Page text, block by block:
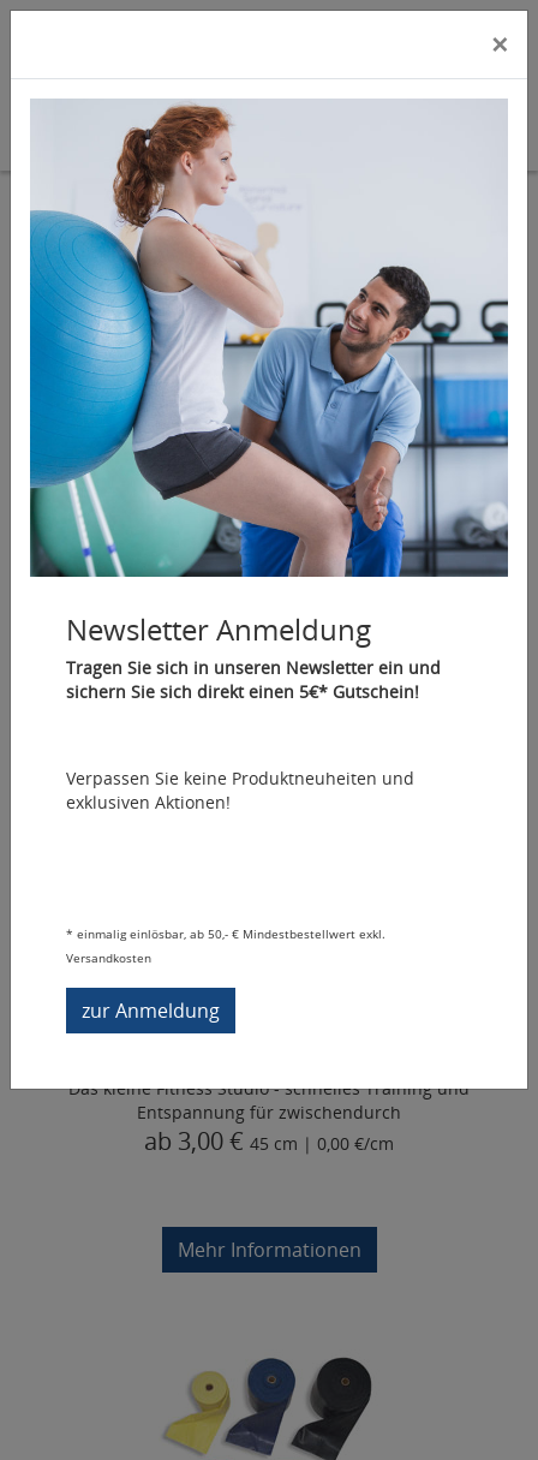
×
Newsletter Anmeldung
Tragen Sie sich in unseren Newsletter ein und
sichern Sie sich direkt einen 5€* Gutschein!
Verpassen Sie keine Produktneuheiten und
exklusiven Aktionen!
* einmalig einlösbar, ab 50,- € Mindestbestellwert exkl.
Versandkosten
zur Anmeldung
Therapie & Gymnastik
Übungsbänder
Sortierung: Titel
9,95 € *2 Stück | 4,98 €/Stück
Das kleine Fitness Studio - schnelles Training und
Entspannung für zwischendurch
ab 3,00 € 45 cm | 0,00 €/cm
Mehr Informationen